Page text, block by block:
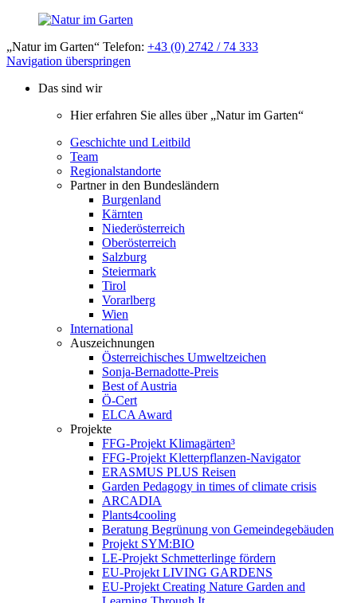
„Natur im Garten“ Telefon: +43 (0) 2742 / 74 333
Navigation überspringen
Das sind wir
Hier erfahren Sie alles über „Natur im Garten“
Geschichte und Leitbild
Team
Regionalstandorte
Partner in den Bundesländern
Burgenland
Kärnten
Niederösterreich
Oberösterreich
Salzburg
Steiermark
Tirol
Vorarlberg
Wien
International
Auszeichnungen
Österreichisches Umweltzeichen
Sonja-Bernadotte-Preis
Best of Austria
Ö-Cert
ELCA Award
Projekte
FFG-Projekt Klimagärten³
FFG-Projekt Kletterpflanzen-Navigator
ERASMUS PLUS Reisen
Garden Pedagogy in times of climate crisis
ARCADIA
Plants4cooling
Beratung Begrünung von Gemeindegebäuden
Projekt SYM:BIO
LE-Projekt Schmetterlinge fördern
EU-Projekt LIVING GARDENS
EU-Projekt Creating Nature Garden and